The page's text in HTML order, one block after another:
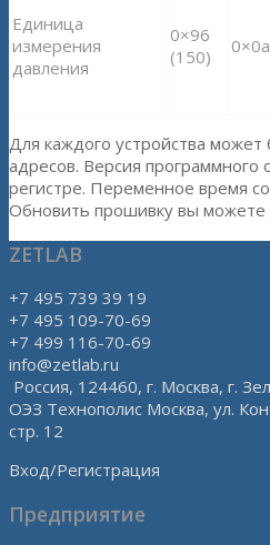
Единица
измерения
давления
0×96
(150)
Для каждого устройства
адресов. Версия программного
регистре. Переменное время
Обновить прошивку вы можете
ZETLAB
+7 495 739 39 19
+7 495 109-70-69
+7 499 116-70-69
info@zetlab.ru
Россия, 124460, г. Москва, г.
ОЭЗ Технополис Москва, ул.
стр. 12
Вход/Регистрация
Предприятие